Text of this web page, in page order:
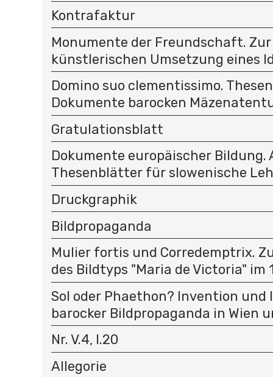
Kontrafaktur
Monumente der Freundschaft. Zur
künstlerischen Umsetzung eines
Domino suo clementissimo.
Dokumente barocken
Gratulationsblatt
Dokumente europäischer Bildung.
Thesenblätter für slowenische
Druckgraphik
Bildpropaganda
Mulier fortis und Corredemptrix.
des Bildtyps "Maria de Victoria" im
Sol oder Phaethon? Invention
barocker Bildpropaganda in Wien
Nr. V.4, I.20
Allegorie